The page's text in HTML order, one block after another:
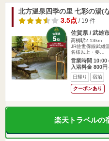
北方温泉四季の里 七彩の湯(
3.5点/ 19 件
佐賀県 / 武雄
高橋駅2.13km
JR佐世保線武雄
名様以上・要…
営業時間 10:00
入浴料金 800円
日帰り 宿泊
クーポンあり
楽天トラベルの